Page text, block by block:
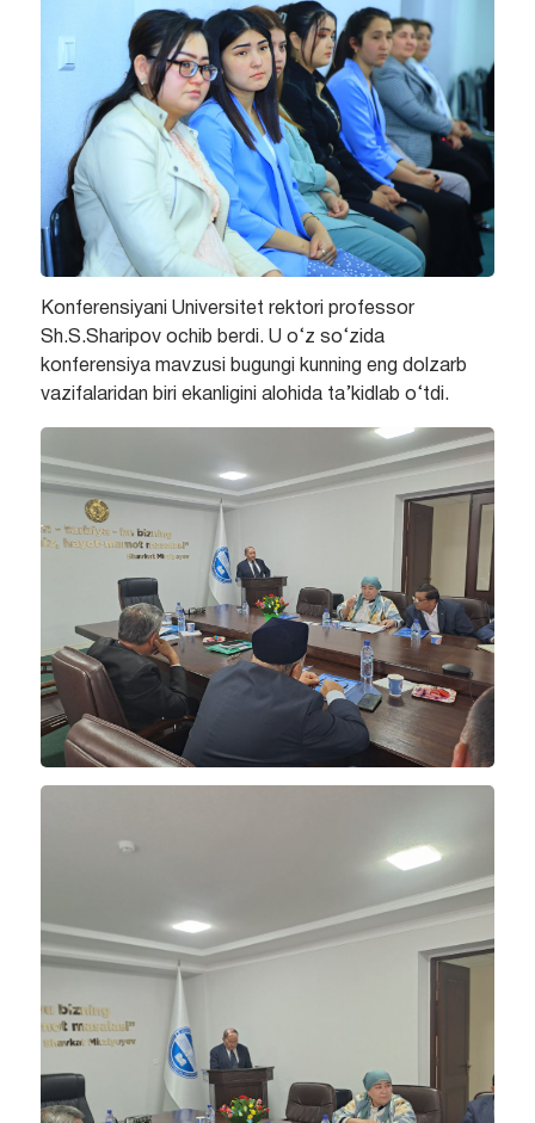
Konferensiyani Universitet rektori professor
Sh.S.Sharipov ochib berdi. U o‘z so‘zida
konferensiya mavzusi bugungi kunning eng dolzarb
vazifalaridan biri ekanligini alohida ta’kidlab o‘tdi.